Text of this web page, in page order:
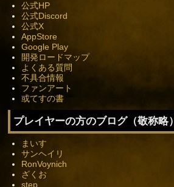
公式HP
公式Discord
公式X
AppStore
Google Play
開発ロードマップ
よくある質問
不具合情報
ファンアート
或てすの書
プレイヤーの方のブログ（敬称略）
まいす
サンヘイリ
RonVoynich
ざくお
step